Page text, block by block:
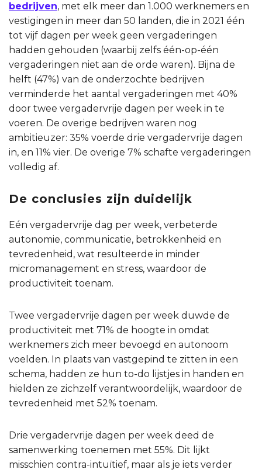
bedrijven, met elk meer dan 1.000 werknemers en
vestigingen in meer dan 50 landen, die in 2021 één
tot vijf dagen per week geen vergaderingen
hadden gehouden (waarbij zelfs één-op-één
vergaderingen niet aan de orde waren). Bijna de
helft (47%) van de onderzochte bedrijven
verminderde het aantal vergaderingen met 40%
door twee vergadervrije dagen per week in te
voeren. De overige bedrijven waren nog
ambitieuzer: 35% voerde drie vergadervrije dagen
in, en 11% vier. De overige 7% schafte vergaderingen
volledig af.
De conclusies zijn duidelijk
Eén vergadervrije dag per week, verbeterde
autonomie, communicatie, betrokkenheid en
tevredenheid, wat resulteerde in minder
micromanagement en stress, waardoor de
productiviteit toenam.
Twee vergadervrije dagen per week duwde de
productiviteit met 71% de hoogte in omdat
werknemers zich meer bevoegd en autonoom
voelden. In plaats van vastgepind te zitten in een
schema, hadden ze hun to-do lijstjes in handen en
hielden ze zichzelf verantwoordelijk, waardoor de
tevredenheid met 52% toenam.
Drie vergadervrije dagen per week deed de
samenwerking toenemen met 55%. Dit lijkt
misschien contra-intuïtief, maar als je iets verder